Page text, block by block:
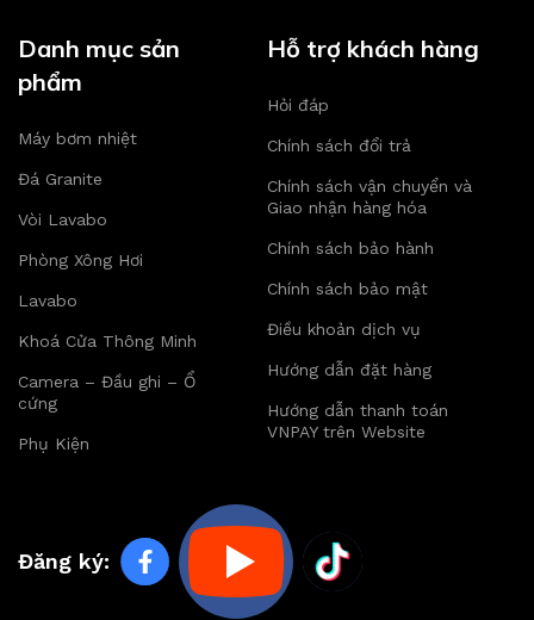
Danh mục sản
phẩm
Máy bơm nhiệt
Đá Granite
Vòi Lavabo
Phòng Xông Hơi
Lavabo
Khoá Cửa Thông Minh
Camera – Đầu ghi – Ổ
cứng
Phụ Kiện
Hỗ trợ khách hàng
Hỏi đáp
Chính sách đổi trả
Chính sách vận chuyển và
Giao nhận hàng hóa
Chính sách bảo hành
Chính sách bảo mật
Điều khoản dịch vụ
Hướng dẫn đặt hàng
Hướng dẫn thanh toán
VNPAY trên Website
Đăng ký: